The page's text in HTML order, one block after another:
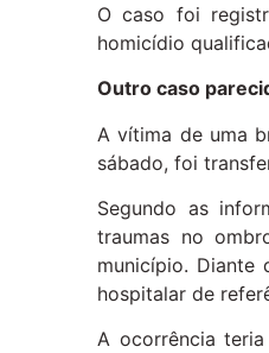
O caso foi
homicídio
Outro caso
A vítima de uma
sábado, foi
Segundo as
traumas no
município. Diante
hospitalar de
A ocorrência